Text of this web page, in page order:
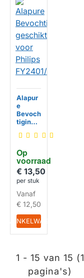
HUISMERK
Op
voorraad
Alapur
e
Bevoch
tigingsf
geschi
Philips
FY240
1/30
€ 13,50
per stuk
Vanaf
€ 12,50
IN WINKELWAGEN
1 - 15 van 15 (1
pagina's)